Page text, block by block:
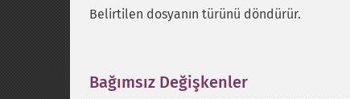
Belirtilen dosyanın türünü döndürür.
Bağımsız Değişkenler